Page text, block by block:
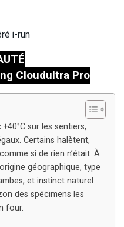
i-run
Cloudultra Pro
sur les sentiers,
Certains halètent,
si de rien n’était. À
géographique, type
et instinct naturel
des spécimens les
four.